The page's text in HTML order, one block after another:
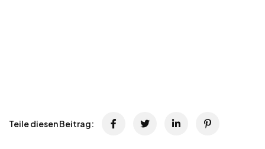
Teile diesen Beitrag: